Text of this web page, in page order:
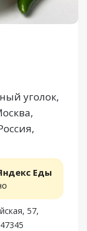
уголок,
Еды
57,